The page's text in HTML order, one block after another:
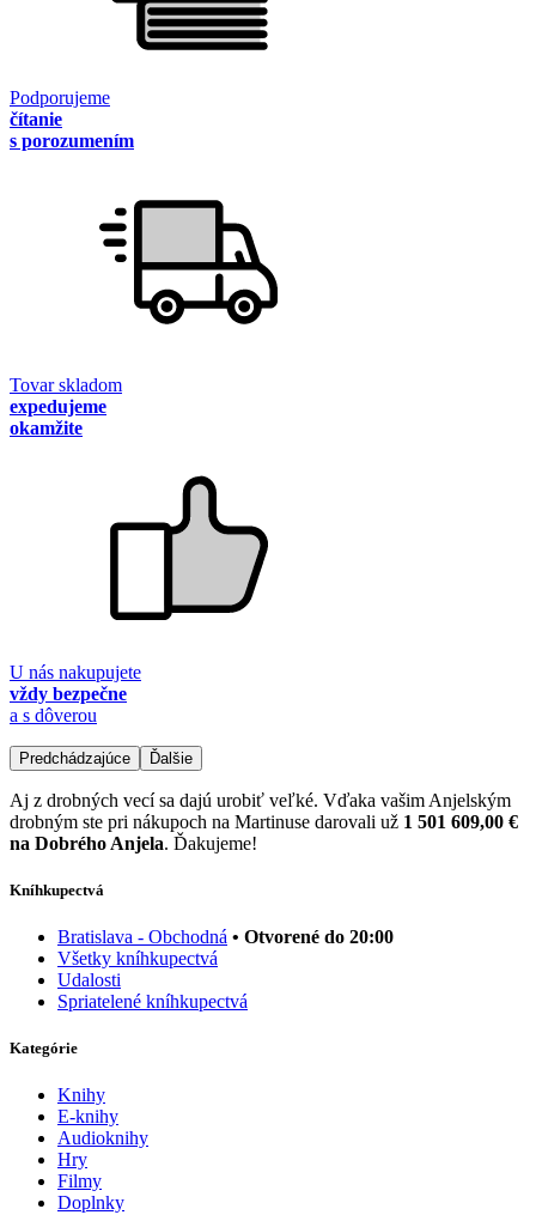
Podporujeme
čítanie
s porozumením
Tovar skladom
expedujeme
okamžite
U nás nakupujete
vždy bezpečne
a s dôverou
Predchádzajúce Ďalšie
Aj z drobných vecí sa dajú urobiť veľké. Vďaka vašim Anjelským
drobným ste pri nákupoch na Martinuse darovali už 1 501 609,00 €
na Dobrého Anjela. Ďakujeme!
Kníhkupectvá
Bratislava - Obchodná • Otvorené do 20:00
Všetky kníhkupectvá
Udalosti
Spriatelené kníhkupectvá
Kategórie
Knihy
E-knihy
Audioknihy
Hry
Filmy
Doplnky